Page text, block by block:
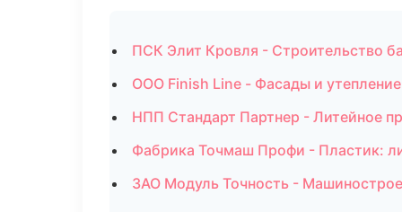
ПСК Элит Кровля - Строительство
ООО Finish Line - Фасады и
НПП Стандарт Партнер - Литейное
Фабрика Точмаш Профи - Пластик:
ЗАО Модуль Точность -